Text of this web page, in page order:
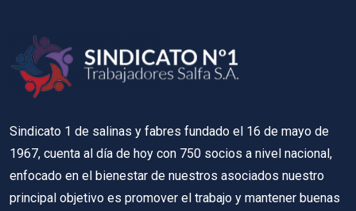
Sindicato 1 de salinas y fabres fundado el 16 de mayo de
1967, cuenta al día de hoy con 750 socios a nivel nacional,
enfocado en el bienestar de nuestros asociados nuestro
principal objetivo es promover el trabajo y mantener buenas